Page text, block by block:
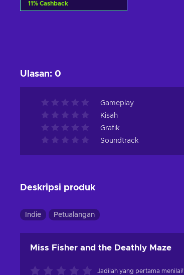
11% Cashback
Ulasan: 0
Gameplay
Kisah
Grafik
Soundtrack
Deskripsi produk
Indie Petualangan
Miss Fisher and the Deathly Maze
Jadilah yang pertama menilai!